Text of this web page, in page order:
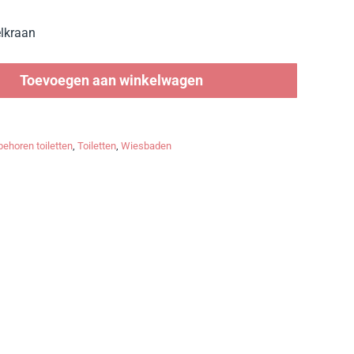
Toevoegen aan winkelwagen
toiletten, Toiletten, Wiesbaden